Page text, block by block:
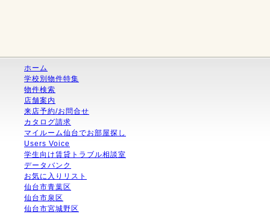
ホーム
学校別物件特集
物件検索
店舗案内
来店予約/お問合せ
カタログ請求
マイルーム仙台でお部屋探し
Users Voice
学生向け賃貸トラブル相談室
データバンク
お気に入りリスト
仙台市青葉区
仙台市泉区
仙台市宮城野区